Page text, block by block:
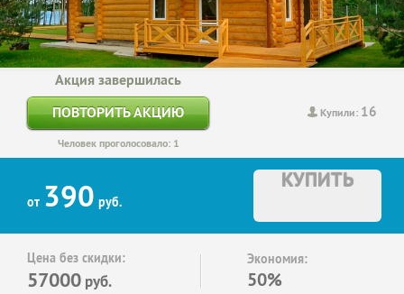
Купили: 16
Акция завершилась
ПОВТОРИТЬ АКЦИЮ
Человек проголосовало: 1
от 390 руб.
КУПИТЬ
Цена без скидки:
57000 руб.
Экономия:
50%